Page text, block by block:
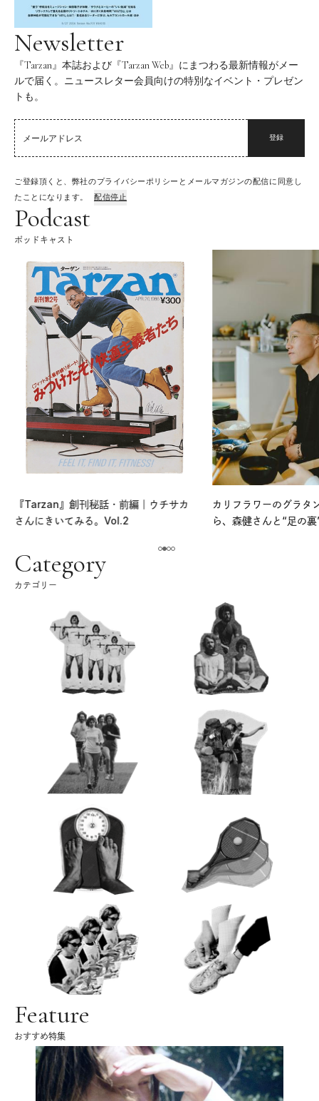
Newsletter
『Tarzan』本誌および『Tarzan Web』にまつわる最新情報がメー
ルで届く。ニュースレター会員向けの特別なイベント・プレゼン
トも。
登録
ご登録頂くと、弊社のプライバシーポリシーとメールマガジンの配信に同意し
たことになります。
配信停止
Podcast
ポッドキャスト
『Tarzan』創刊秘話・前編｜ウチサカ
さんにきいてみる。Vol.2
カリフラワーのグラタ
ら、森健さんと“足の
Category
カテゴリー
Feature
おすすめ特集